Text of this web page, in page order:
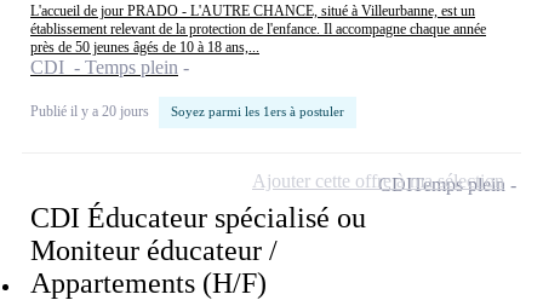
L'accueil de jour PRADO - L'AUTRE CHANCE, situé à Villeurbanne, est un
établissement relevant de la protection de l'enfance. Il accompagne chaque année
près de 50 jeunes âgés de 10 à 18 ans,...
CDI - Temps plein
Publié il y a 20 jours Soyez parmi les 1ers à postuler
CDI Éducateur spécialisé ou
Moniteur éducateur /
Appartements (H/F)
CDITemps plein
Ajouter cette offre à ma sélection